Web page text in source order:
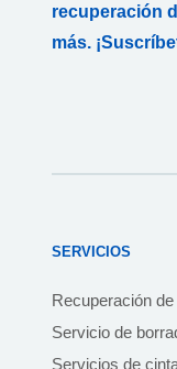
recuperación
más.
SERVICIOS
Recuperación
Servicio de
Servicios de